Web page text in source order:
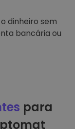
dinheiro sem
bancária ou
para